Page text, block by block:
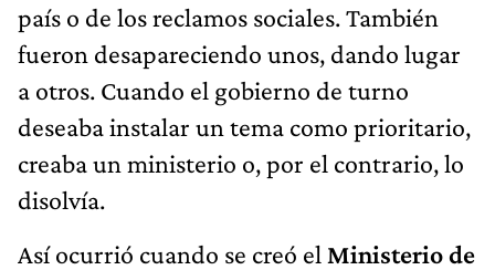
país o de los reclamos sociales. También
fueron desapareciendo unos, dando lugar
a otros. Cuando el gobierno de turno
deseaba instalar un tema como prioritario,
creaba un ministerio o, por el contrario, lo
disolvía.
Así ocurrió cuando se creó el Ministerio de